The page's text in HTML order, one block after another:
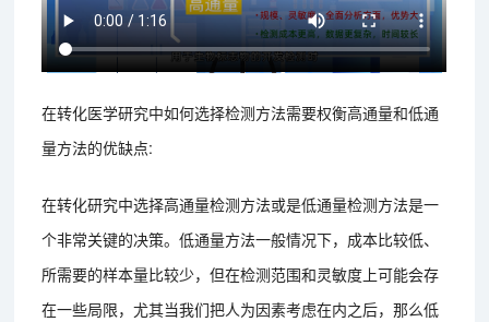
在转化医学研究中如何选择检测方法需要权衡高通量和低通
量方法的优缺点:
在转化研究中选择高通量检测方法或是低通量检测方法是一
个非常关键的决策。低通量方法一般情况下，成本比较低、
所需要的样本量比较少，但在检测范围和灵敏度上可能会存
在一些局限，尤其当我们把人为因素考虑在内之后，那么低